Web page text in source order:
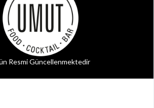
Resmi Güncellenmektedir